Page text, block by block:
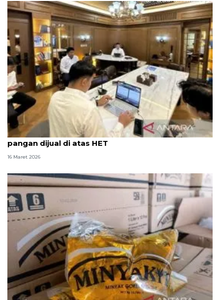
Satgas Polda Metro Jaya temukan komoditas
pangan dijual di atas HET
16 Maret 2026